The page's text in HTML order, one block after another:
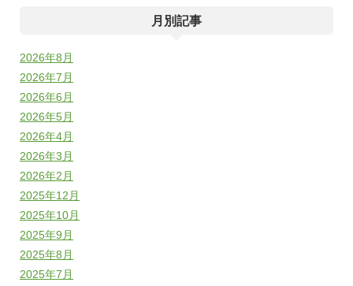
月別記事
2026年8月
2026年7月
2026年6月
2026年5月
2026年4月
2026年3月
2026年2月
2025年12月
2025年10月
2025年9月
2025年8月
2025年7月